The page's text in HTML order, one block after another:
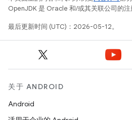
OpenJDK 是 Oracle 和/或其关联公司的注
最后更新时间 (UTC)：2026-05-12。
关于 ANDROID
Android